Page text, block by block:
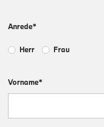
Anrede*
Herr Frau
Vorname*